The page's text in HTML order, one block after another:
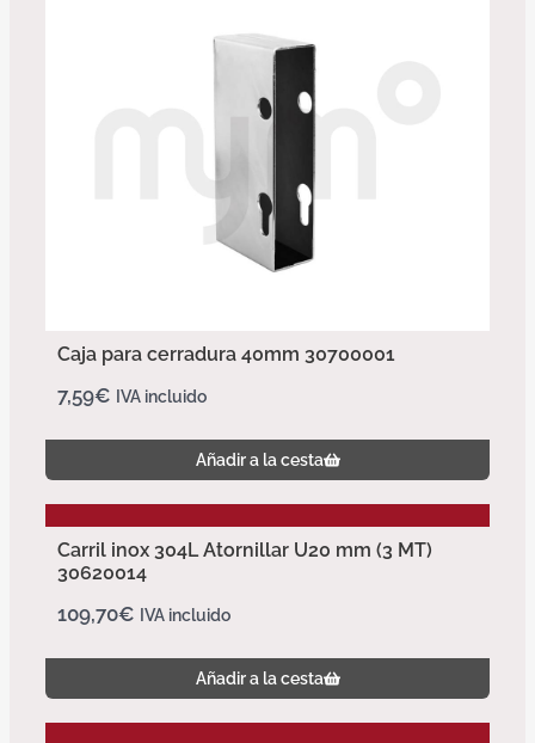
Caja para cerradura 40mm 30700001
7,59€ IVA incluido
Añadir a la cesta
Carril inox 304L Atornillar U20 mm (3 MT)
30620014
109,70€ IVA incluido
Añadir a la cesta